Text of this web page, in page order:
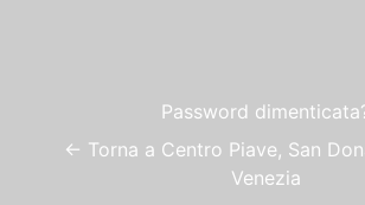
Password
← Torna a Centro Piave, San
Venezia